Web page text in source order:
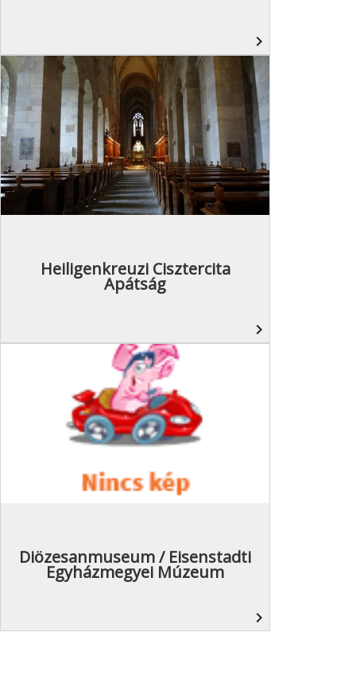
navigate_next
Heiligenkreuzi Cisztercita
Apátság
navigate_next
Diözesanmuseum / Eisenstadti
Egyházmegyei Múzeum
navigate_next